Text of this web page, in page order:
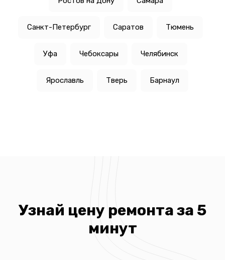
Санкт-Петербург Саратов Тюмень
Уфа Чебоксары Челябинск
Ярославль Тверь Барнаул
Узнай цену ремонта за 5
минут